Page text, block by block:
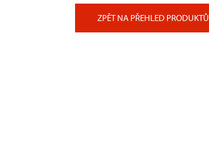
ZPĚT NA PŘEHLED PRODUKTŮ